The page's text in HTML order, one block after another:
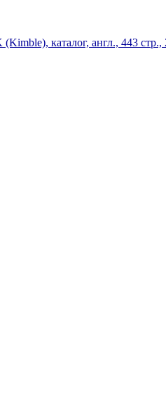
каталог, англ., 443 стр.,